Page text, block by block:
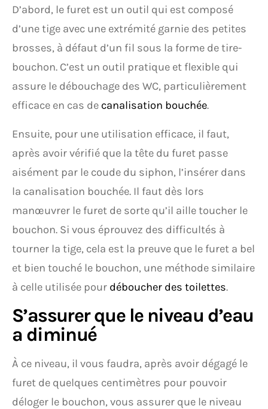
D’abord, le furet est un outil qui est composé
d’une tige avec une extrémité garnie des petites
brosses, à défaut d’un fil sous la forme de tire-
bouchon. C’est un outil pratique et flexible qui
assure le débouchage des WC, particulièrement
efficace en cas de canalisation bouchée.
Ensuite, pour une utilisation efficace, il faut,
après avoir vérifié que la tête du furet passe
aisément par le coude du siphon, l’insérer dans
la canalisation bouchée. Il faut dès lors
manœuvrer le furet de sorte qu’il aille toucher le
bouchon. Si vous éprouvez des difficultés à
tourner la tige, cela est la preuve que le furet a bel
et bien touché le bouchon, une méthode similaire
à celle utilisée pour déboucher des toilettes.
S’assurer que le niveau d’eau
a diminué
À ce niveau, il vous faudra, après avoir dégagé le
furet de quelques centimètres pour pouvoir
déloger le bouchon, vous assurer que le niveau